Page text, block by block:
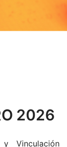
2026
Vinculación